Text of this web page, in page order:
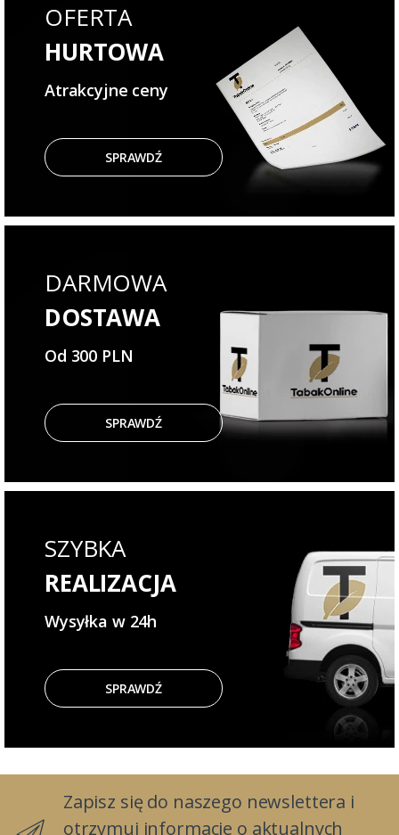
OFERTA
HURTOWA
Atrakcyjne ceny
SPRAWDŹ
DARMOWA
DOSTAWA
Od 300 PLN
SPRAWDŹ
SZYBKA
REALIZACJA
Wysyłka w 24h
SPRAWDŹ
Zapisz się do naszego newslettera i
otrzymuj informacje o aktualnych